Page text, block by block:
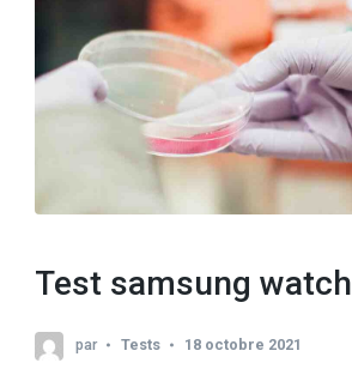
Test samsung watch
par Tests 18 octobre 2021